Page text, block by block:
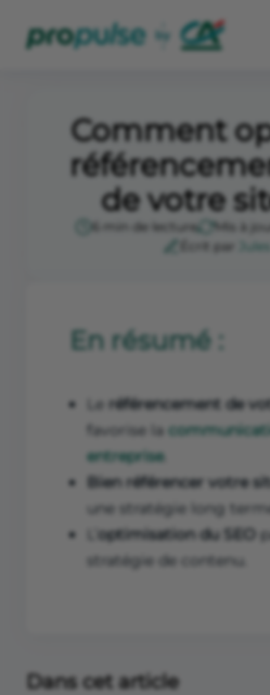
Comment
de votre
6 min de lecture
Mis à
Écrit par
En résumé :
Le référencement de
favorise la
entreprise.
Bien référencer votre
une stratégie long
optimisation du SEO
stratégie de contenu.
Dans cet article